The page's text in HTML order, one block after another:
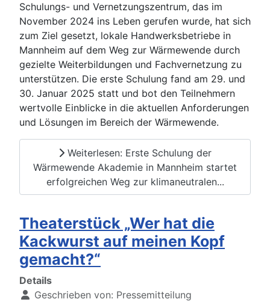
Schulungs- und Vernetzungszentrum, das im
November 2024 ins Leben gerufen wurde, hat sich
zum Ziel gesetzt, lokale Handwerksbetriebe in
Mannheim auf dem Weg zur Wärmewende durch
gezielte Weiterbildungen und Fachvernetzung zu
unterstützen. Die erste Schulung fand am 29. und
30. Januar 2025 statt und bot den Teilnehmern
wertvolle Einblicke in die aktuellen Anforderungen
und Lösungen im Bereich der Wärmewende.
Weiterlesen: Erste Schulung der
Wärmewende Akademie in Mannheim startet
erfolgreichen Weg zur klimaneutralen...
Theaterstück „Wer hat die
Kackwurst auf meinen Kopf
gemacht?“
Details
Geschrieben von: Pressemitteilung